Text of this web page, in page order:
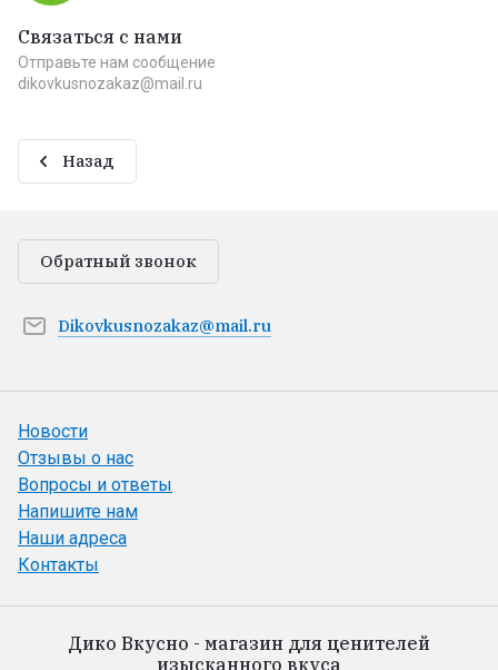
Связаться с нами
Отправьте нам сообщение
dikovkusnozakaz@mail.ru
Назад
Обратный звонок
Dikovkusnozakaz@mail.ru
Новости
Отзывы о нас
Вопросы и ответы
Напишите нам
Наши адреса
Контакты
Дико Вкусно - магазин для ценителей
изысканного вкуса